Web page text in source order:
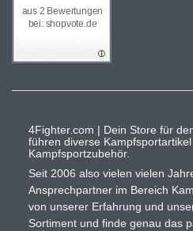
aus 2 Bewertungen
bei: shopvote.de
4Fighter.com | Dein Store für
führen diverse
Kampfsportzubehör.
Seit 2006 also vielen vielen
Ansprechpartner im Bereich
von unserer Erfahrung und
Sortiment und finde genau das